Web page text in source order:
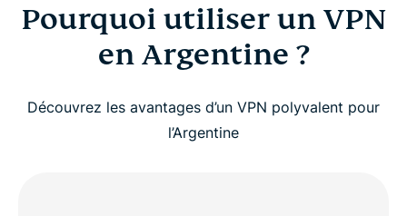
Pourquoi utiliser un VPN en Argentine ?
Comment configurer votre VPN pour l’Argentine en
Pourquoi utiliser un VPN
en Argentine ?
Découvrez les avantages d’un VPN polyvalent pour
l’Argentine